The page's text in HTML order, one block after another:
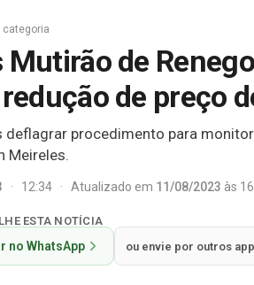
categoria
Mutirão de
de preço
deflagrar procedimento para
Meireles.
· 12:34 · Atualizado em 11/08/2023 às
ESTA NOTÍCIA
no WhatsApp ou envie por outros